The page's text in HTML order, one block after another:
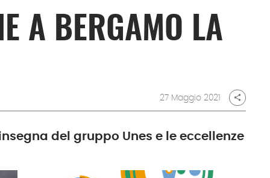
A BERGAMO LA
27 Maggio 2021 share
del gruppo Unes e le eccellenze